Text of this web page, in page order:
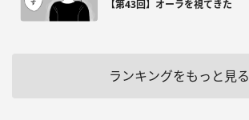
【第43回】オーラを視てきた
ランキングをもっと見る